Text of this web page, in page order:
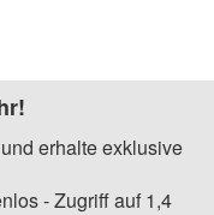
erhalte exklusive
- Zugriff auf 1,4